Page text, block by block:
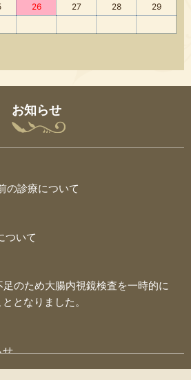
26 27 28
29
お知らせ
の診療について
ついて
のため大腸内視鏡検査を一時的に
となりました。
せ